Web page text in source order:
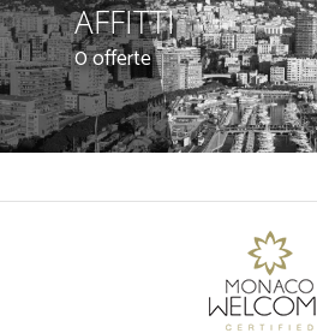
AFFITTI
0 offerte